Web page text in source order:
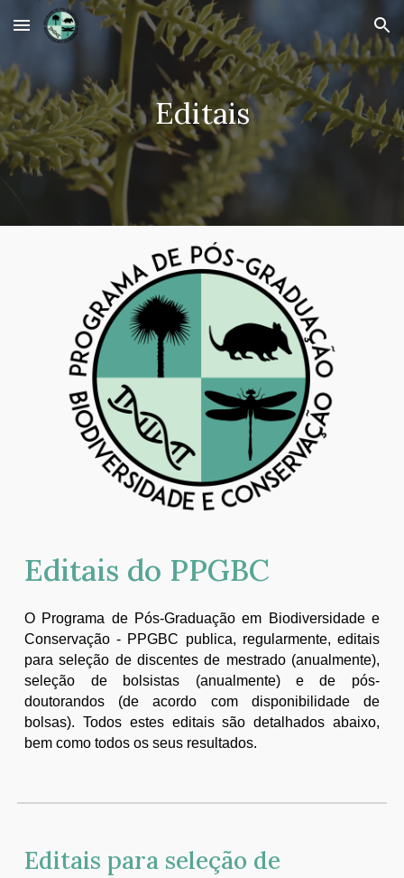
Skip to main content Skip to navigation
Editais
Editais do PPGBC
O Programa de Pós-Graduação em Biodiversidade e
Conservação - PPGBC publica, regularmente, editais
para seleção de discentes de mestrado (anualmente),
seleção de bolsistas (anualmente) e de pós-
doutorandos (de acordo com disponibilidade de
bolsas). Todos estes editais são detalhados abaixo,
bem como todos os seus resultados.
Editais para seleção de